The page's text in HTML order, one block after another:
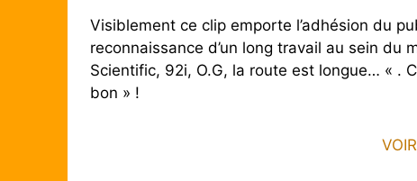
Visiblement ce clip emporte l’adhésion du
reconnaissance d’un long travail au sein du
Scientific, 92i, O.G, la route est longue… « .
bon » !